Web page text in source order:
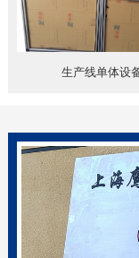
生产线单体设